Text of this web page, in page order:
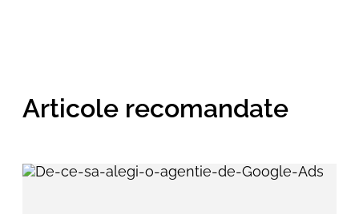
Articole recomandate